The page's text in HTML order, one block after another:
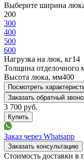
Выберите ширина
200
300
400
500
600
Нагрузка на люк, кг14
Толщина отделочного
Высота люка, мм400
Посмотреть
Заказать обратный
3 700 руб.
Заказ через Whatsapp
Заказать консультацию
Стоимость доставки в